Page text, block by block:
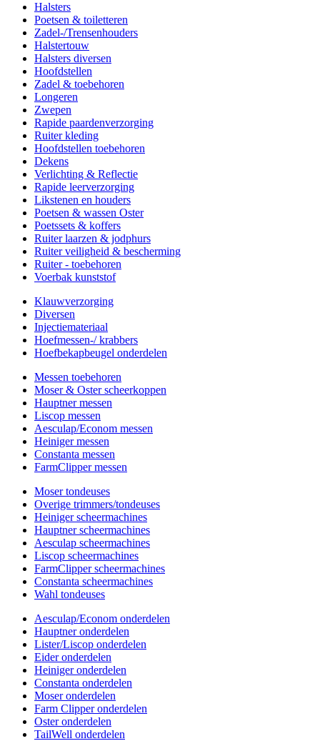
Halsters
Poetsen & toiletteren
Zadel-/Trensenhouders
Halstertouw
Halsters diversen
Hoofdstellen
Zadel & toebehoren
Longeren
Zwepen
Rapide paardenverzorging
Ruiter kleding
Hoofdstellen toebehoren
Dekens
Verlichting & Reflectie
Rapide leerverzorging
Likstenen en houders
Poetsen & wassen Oster
Poetssets & koffers
Ruiter laarzen & jodphurs
Ruiter veiligheid & bescherming
Ruiter - toebehoren
Voerbak kunststof
Klauwverzorging
Diversen
Injectiemateriaal
Hoefmessen-/ krabbers
Hoefbekapbeugel onderdelen
Messen toebehoren
Moser & Oster scheerkoppen
Hauptner messen
Liscop messen
Aesculap/Econom messen
Heiniger messen
Constanta messen
FarmClipper messen
Moser tondeuses
Overige trimmers/tondeuses
Heiniger scheermachines
Hauptner scheermachines
Aesculap scheermachines
Liscop scheermachines
FarmClipper scheermachines
Constanta scheermachines
Wahl tondeuses
Aesculap/Econom onderdelen
Hauptner onderdelen
Lister/Liscop onderdelen
Eider onderdelen
Heiniger onderdelen
Constanta onderdelen
Moser onderdelen
Farm Clipper onderdelen
Oster onderdelen
TailWell onderdelen